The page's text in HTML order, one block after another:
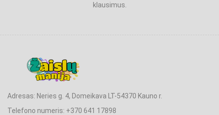
klausimus.
Adresas: Neries g. 4, Domeikava LT-54370 Kauno r.
Telefono numeris: +370 641 17898